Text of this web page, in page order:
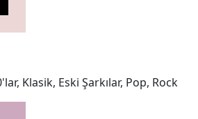
Klasik, Eski Şarkılar, Pop, Rock